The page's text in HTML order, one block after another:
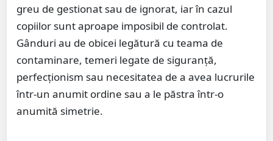
greu de gestionat sau de ignorat, iar în cazul
copiilor sunt aproape imposibil de controlat.
Gânduri au de obicei legătură cu teama de
contaminare, temeri legate de siguranță,
perfecționism sau necesitatea de a avea lucrurile
într-un anumit ordine sau a le păstra într-o
anumită simetrie.